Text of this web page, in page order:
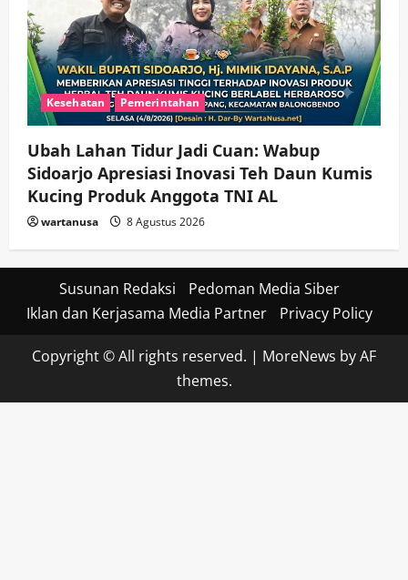
Kesehatan Pemerintahan
Ubah Lahan Tidur Jadi Cuan: Wabup
Sidoarjo Apresiasi Inovasi Teh Daun Kumis
Kucing Produk Anggota TNI AL
wartanusa 8 Agustus 2026
Susunan Redaksi
Pedoman Media Siber
Iklan dan Kerjasama Media Partner
Privacy Policy
Copyright © All rights reserved. | MoreNews by AF
themes.